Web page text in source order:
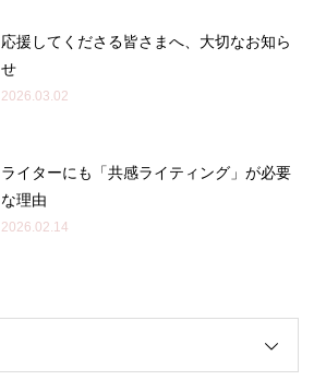
応援してくださる皆さまへ、大切なお知ら
せ
2026.03.02
ライターにも「共感ライティング」が必要
な理由
2026.02.14